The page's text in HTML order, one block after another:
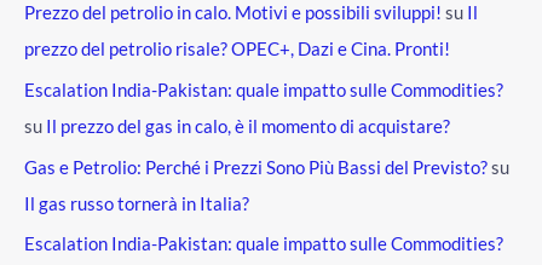
Prezzo del petrolio in calo. Motivi e possibili sviluppi! su Il
prezzo del petrolio risale? OPEC+, Dazi e Cina. Pronti!
Escalation India-Pakistan: quale impatto sulle Commodities?
su Il prezzo del gas in calo, è il momento di acquistare?
Gas e Petrolio: Perché i Prezzi Sono Più Bassi del Previsto?su
Il gas russo tornerà in Italia?
Escalation India-Pakistan: quale impatto sulle Commodities?